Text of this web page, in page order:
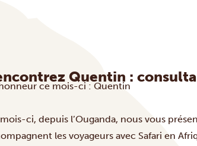
Quentin :
ce mois-ci : Quentin
ci, depuis l’Ouganda, nous vous
les voyageurs avec Safari en